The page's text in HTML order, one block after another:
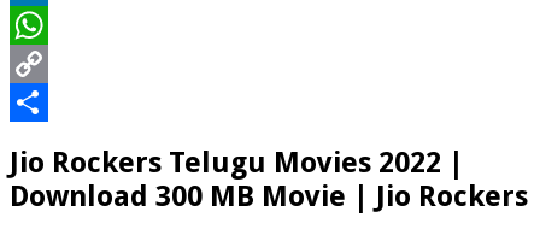
LinkedIn
WhatsApp
Copy
Jio Rockers Telugu Movies 2022 |
Download 300 MB Movie | Jio Rockers